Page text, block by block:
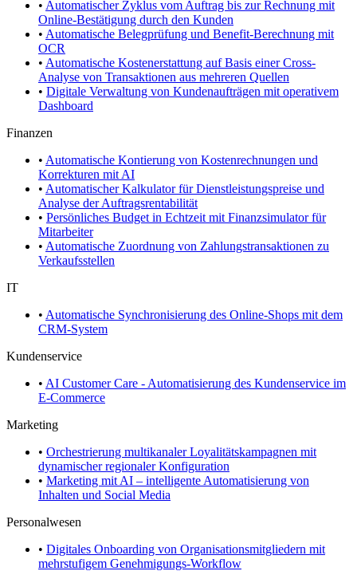
• Automatischer Zyklus vom Auftrag bis zur Rechnung mit
Online-Bestätigung durch den Kunden
• Automatische Belegprüfung und Benefit-Berechnung mit
OCR
• Automatische Kostenerstattung auf Basis einer Cross-
Analyse von Transaktionen aus mehreren Quellen
• Digitale Verwaltung von Kundenaufträgen mit operativem
Dashboard
Finanzen
• Automatische Kontierung von Kostenrechnungen und
Korrekturen mit AI
• Automatischer Kalkulator für Dienstleistungspreise und
Analyse der Auftragsrentabilität
• Persönliches Budget in Echtzeit mit Finanzsimulator für
Mitarbeiter
• Automatische Zuordnung von Zahlungstransaktionen zu
Verkaufsstellen
IT
• Automatische Synchronisierung des Online-Shops mit dem
CRM-System
Kundenservice
• AI Customer Care - Automatisierung des Kundenservice im
E-Commerce
Marketing
• Orchestrierung multikanaler Loyalitätskampagnen mit
dynamischer regionaler Konfiguration
• Marketing mit AI – intelligente Automatisierung von
Inhalten und Social Media
Personalwesen
• Digitales Onboarding von Organisationsmitgliedern mit
mehrstufigem Genehmigungs-Workflow